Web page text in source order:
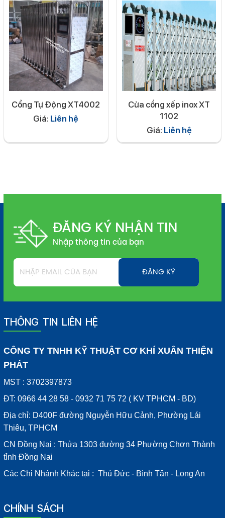
Cổng Tự Động XT4002
Giá: Liên hệ
Cửa cổng xếp inox XT
1102
Giá: Liên hệ
ĐĂNG KÝ NHẬN TIN
Nhập thông tin của bạn
THÔNG TIN LIÊN HỆ
CÔNG TY TNHH KỸ THUẬT CƠ KHÍ XUÂN THIỆN
PHÁT
MST : 3702397873
ĐT: 0966 44 28 58 - 0932 71 75 72 ( KV TPHCM - BD)
Địa chỉ: D400F đường Nguyễn Hữu Cảnh, Phường Lái
Thiêu, TPHCM
CN Đồng Nai : Thửa 1303 đường 34 Phường Chơn Thành
tỉnh Đồng Nai
Các Chi Nhánh Khác tại : Thủ Đức - Bình Tân - Long An
CHÍNH SÁCH